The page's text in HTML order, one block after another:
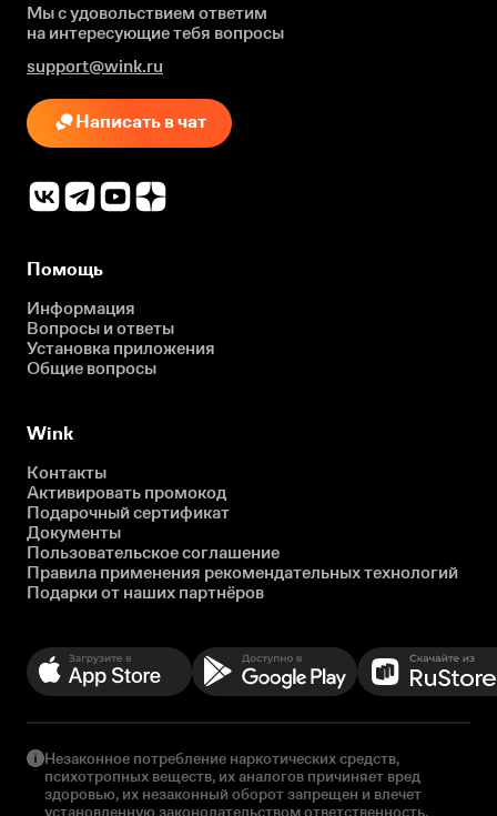
Мы с удовольствием ответим
на интересующиетебя вопросы
support@wink.ru
Написать в чат
Помощь
Информация
Вопросы и ответы
Установка приложения
Общие вопросы
Wink
Контакты
Активировать промокод
Подарочный сертификат
Документы
Пользовательское соглашение
Правила применения рекомендательных технологий
Подарки от наших партнёров
Незаконное потребление наркотических средств,
психотропных веществ, их аналогов причиняет вред
здоровью, их незаконный оборот запрещен и влечет
установленную законодательством ответственность.